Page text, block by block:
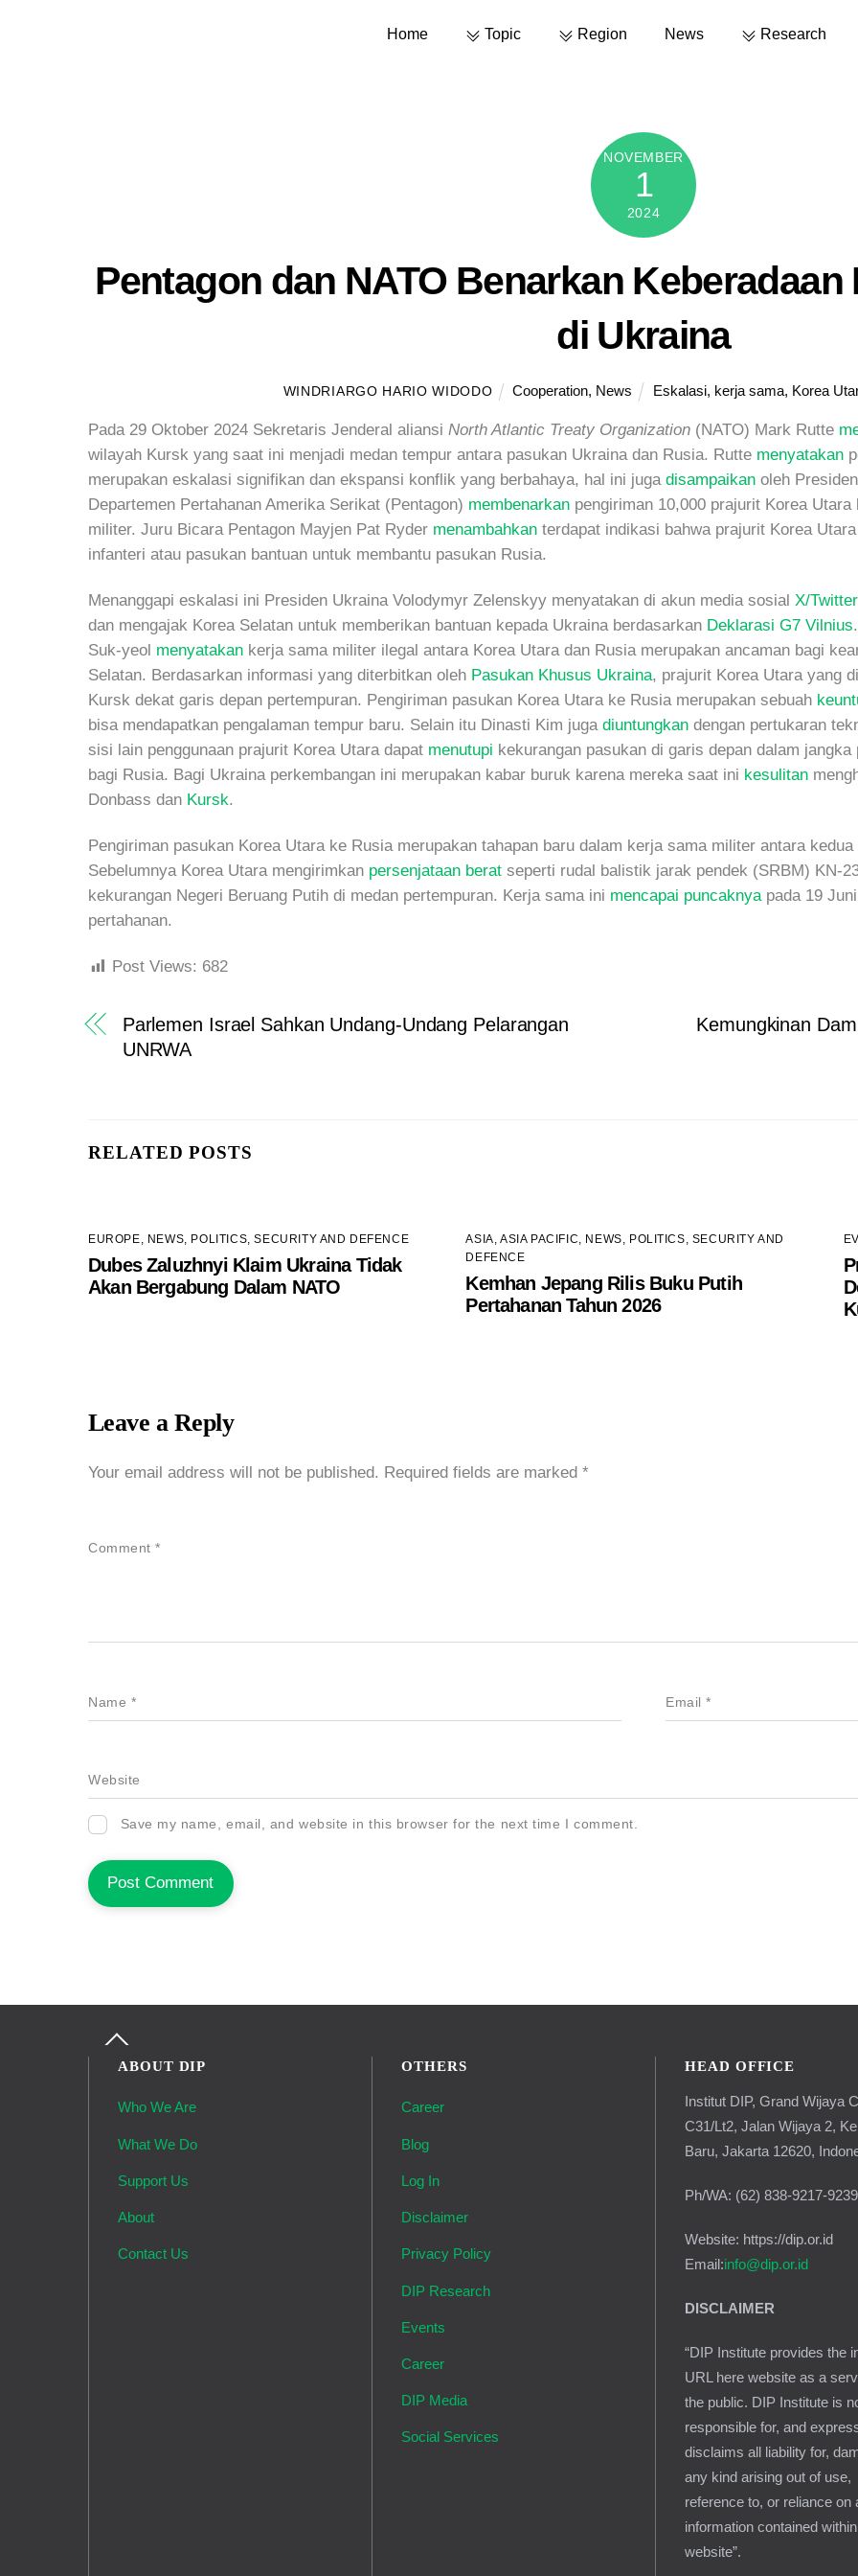
Home Topic Region News Research
NOVEMBER
1
2024
Pentagon dan NATO Benarkan
di Ukraina
WINDRIARGO HARIO WIDODO Cooperation, News Eskalasi, kerja sama, Korea
Pada 29 Oktober 2024 Sekretaris Jenderal aliansi North Atlantic Treaty Organization (NATO) Mark Rutte
wilayah Kursk yang saat ini menjadi medan tempur antara pasukan Ukraina dan Rusia. Rutte menyatakan
merupakan eskalasi signifikan dan ekspansi konflik yang berbahaya, hal ini juga disampaikan oleh
Departemen Pertahanan Amerika Serikat (Pentagon) membenarkan pengiriman 10,000 prajurit Korea
militer. Juru Bicara Pentagon Mayjen Pat Ryder menambahkan terdapat indikasi bahwa prajurit Korea
infanteri atau pasukan bantuan untuk membantu pasukan Rusia.
Menanggapi eskalasi ini Presiden Ukraina Volodymyr Zelenskyy menyatakan di akun media sosial X/Twitter
dan mengajak Korea Selatan untuk memberikan bantuan kepada Ukraina berdasarkan Deklarasi G7 Vilnius
Suk-yeol menyatakan kerja sama militer ilegal antara Korea Utara dan Rusia merupakan ancaman bagi
Selatan. Berdasarkan informasi yang diterbitkan oleh Pasukan Khusus Ukraina, prajurit Korea Utara yang
Kursk dekat garis depan pertempuran. Pengiriman pasukan Korea Utara ke Rusia merupakan sebuah
bisa mendapatkan pengalaman tempur baru. Selain itu Dinasti Kim juga diuntungkan dengan pertukaran
sisi lain penggunaan prajurit Korea Utara dapat menutupi kekurangan pasukan di garis depan dalam
bagi Rusia. Bagi Ukraina perkembangan ini merupakan kabar buruk karena mereka saat ini kesulitan
Donbass dan Kursk.
Pengiriman pasukan Korea Utara ke Rusia merupakan tahapan baru dalam kerja sama militer antara kedua
Sebelumnya Korea Utara mengirimkan persenjataan berat seperti rudal balistik jarak pendek (SRBM) KN-
kekurangan Negeri Beruang Putih di medan pertempuran. Kerja sama ini mencapai puncaknyapada 19
pertahanan.
Post Views: 682
Parlemen Israel Sahkan Undang-Undang Pelarangan
UNRWA
Kemungkinan
RELATED POSTS
EUROPE, NEWS, POLITICS,SECURITY AND DEFENCE
Dubes Zaluzhnyi Klaim Ukraina Tidak
Akan Bergabung Dalam NATO
ASIA, ASIA PACIFIC, NEWS, POLITICS, SECURITY AND
DEFENCE
Kemhan Jepang Rilis Buku Putih
Pertahanan Tahun 2026
Leave a Reply
Your email address will not be published. Required fields are marked *
Comment*
Name * Email*
Website
Save my name, email, and website in this browser for the next time I comment.
Back
Top
ABOUT DIP
Who We Are
What We Do
Support Us
About
Contact Us
OTHERS
Career
Blog
Log In
Disclaimer
Privacy Policy
DIP Research
Events
Career
DIP Media
Social Services
HEAD OFFICE
Institut DIP, Grand Wijaya
C31/Lt2, Jalan Wijaya 2,
Baru, Jakarta 12620,
Ph/WA: (62) 838-9217-9239
Website: https://dip.or.id
Email:info@dip.or.id
DISCLAIMER
“DIP Institute provides the
URL here website as a
the public. DIP Institute is
responsible for, and
disclaims all liability for,
any kind arising out of use,
reference to, or reliance on
information contained
website”.